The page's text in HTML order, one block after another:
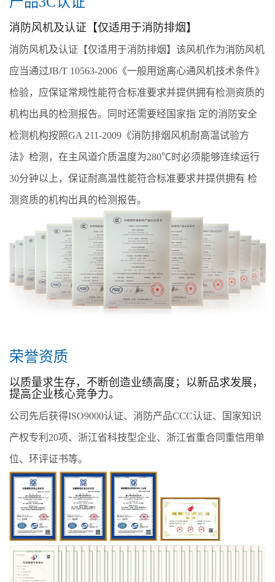
消防风机及认证【仅适用于消防排烟】
消防风机及认证【仅适用于消防排烟】该风机作为消防风机
应当通过JB/T 10563-2006《一般用途离心通风机技术条件》
检验，应保证常规性能符合标准要求并提供拥有检测资质的
机构出具的检测报告。同时还需要经国家指 定的消防安全
检测机构按照GA 211-2009《消防排烟风机耐高温试验方
法》检测，在主风道介质温度为280℃时必须能够连续运行
30分钟以上，保证耐高温性能符合标准要求并提供拥有 检
测资质的机构出具的检测报告。
荣誉资质
以质量求生存，不断创造业绩高度；以新品求发展，
提高企业核心竞争力。
公司先后获得ISO9000认证、消防产品CCC认证、国家知识
产权专利20项、浙江省科技型企业、浙江省重合同重信用单
位、环评证书等。